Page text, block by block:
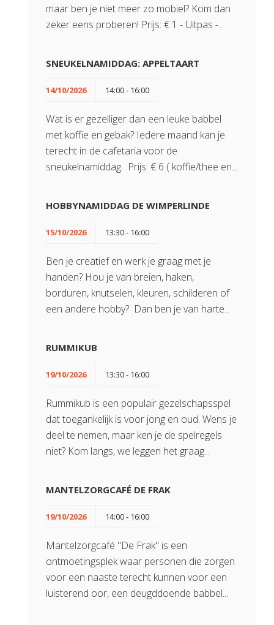
maar ben je niet meer zo mobiel? Kom dan
zeker eens proberen! Prijs: € 1 - Uitpas -...
SNEUKELNAMIDDAG: APPELTAART
14/10/2026 14:00 - 16:00
Wat is er gezelliger dan een leuke babbel
met koffie en gebak? Iedere maand kan je
terecht in de cafetaria voor de
sneukelnamiddag. Prijs: € 6 ( koffie/thee en...
HOBBYNAMIDDAG DE WIMPERLINDE
15/10/2026 13:30 - 16:00
Ben je creatief en werk je graag met je
handen? Hou je van breien, haken,
borduren, knutselen, kleuren, schilderen of
een andere hobby? Dan ben je van harte...
RUMMIKUB
19/10/2026 13:30 - 16:00
Rummikub is een populair gezelschapsspel
dat toegankelijk is voor jong en oud. Wens je
deel te nemen, maar ken je de spelregels
niet? Kom langs, we leggen het graag...
MANTELZORGCAFÉ DE FRAK
19/10/2026 14:00 - 16:00
Mantelzorgcafé "De Frak" is een
ontmoetingsplek waar personen die zorgen
voor een naaste terecht kunnen voor een
luisterend oor, een deugddoende babbel...